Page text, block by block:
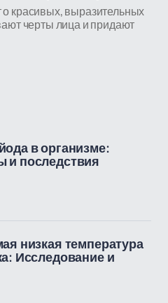
красивых, выразительных
черты лица и придают
в организме:
и последствия
низкая температура
Исследование и